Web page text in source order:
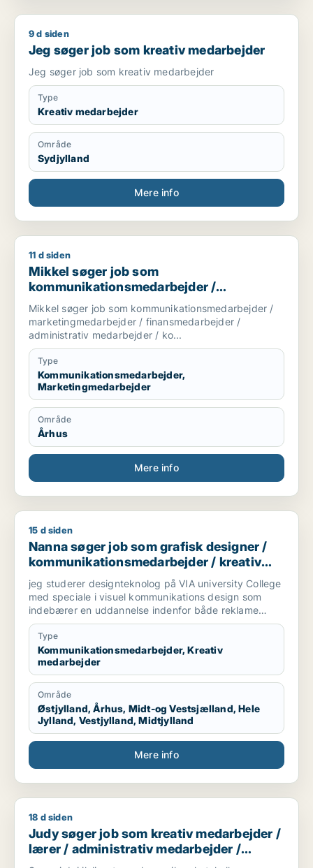
Jeg søger job som kreativ medarbejder
9 d siden
Jeg søger job som kreativ medarbejder
Jeg søger job som kreativ medarbejder
Type
Kreativ medarbejder
Område
Sydjylland
Mere info
Mikkel søger job som kommunikationsmedarbejder /
11 d siden
Mikkel søger job som
kommunikationsmedarbejder /
marketingmedarbejder /
finansmedarbejder / administrativ
medarbejder / kontorassistent
Mikkel søger job som kommunikationsmedarbejder /
marketingmedarbejder / finansmedarbejder /
administrativ medarbejder / ko...
Type
Kommunikationsmedarbejder,
Marketingmedarbejder
Område
Århus
Mere info
Nanna søger job som grafisk designer /
15 d siden
Nanna søger job som grafisk designer /
kommunikationsmedarbejder / kreativ
medarbejder
jeg studerer designteknolog på VIA university College
med speciale i visuel kommunikations design som
indebærer en uddannelse indenfor både reklame
branchen og grafisk design. Vi arbejder med
magasiner, kampagner, plakater, styling til billeder,
mode og livsstil, trends og markedsføring. jeg søger
praktikplads indefor grafisk design, kampagner,
reklamer, SoMe, magasiner, reklame bureau, mode
brands, livsstil brands, stylist og generelt alt der har
med visuel kommunikation at gøre.
Type
Kommunikationsmedarbejder, Kreativ
medarbejder
Område
Østjylland, Århus, Midt-og Vestsjælland, Hele
Jylland, Vestjylland, Midtjylland
Mere info
Judy søger job som kreativ medarbejder / lærer /
18 d siden
Judy søger job som kreativ medarbejder /
lærer / administrativ medarbejder /
receptionist